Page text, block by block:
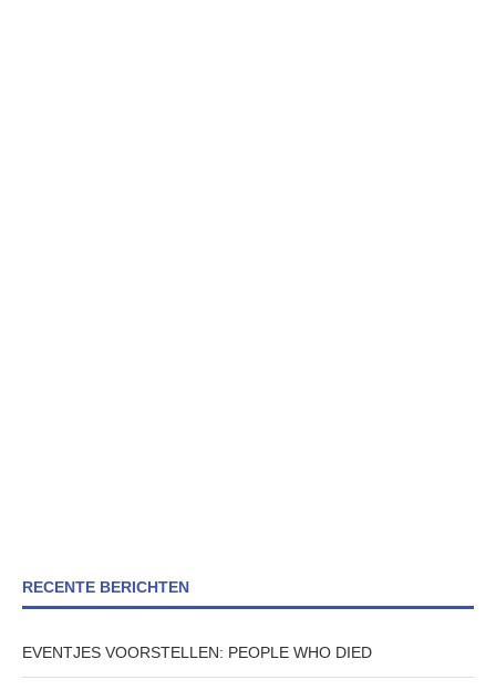
RECENTE BERICHTEN
EVENTJES VOORSTELLEN: PEOPLE WHO DIED